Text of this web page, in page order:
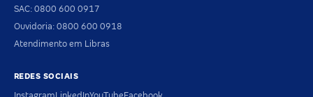
SAC: 0800 600 0917
Ouvidoria: 0800 600 0918
Atendimento em Libras
REDES SOCIAIS